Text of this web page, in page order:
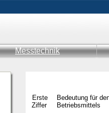
Messtechnik
Erste
Ziffer
Bedeutung für
Betriebsmittels